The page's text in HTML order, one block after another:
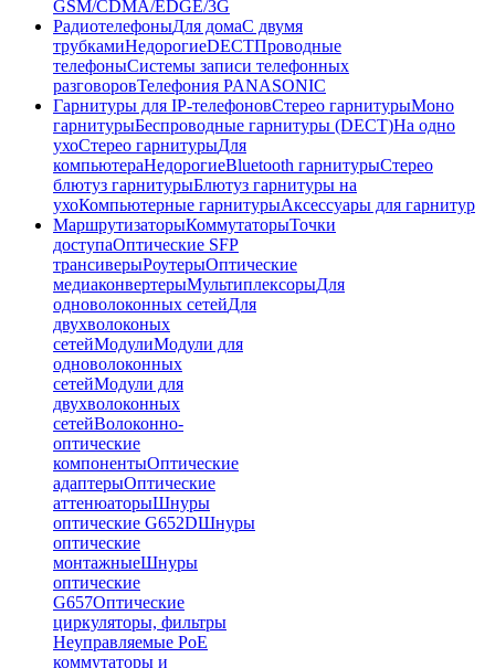
GSM/CDMA/EDGE/3G
РадиотелефоныДля домаС двумя
трубкамиНедорогиеDECTПроводные
телефоныСистемы записи телефонных
разговоровТелефония PANASONIC
Гарнитуры для IP-телефоновСтерео гарнитурыМоно
гарнитурыБеспроводные гарнитуры (DECT)На одно
ухоСтерео гарнитурыДля
компьютераНедорогиеBluetooth гарнитурыСтерео
блютуз гарнитурыБлютуз гарнитуры на
ухоКомпьютерные гарнитурыАксессуары для гарнитур
МаршрутизаторыКоммутаторыТочки
доступаОптические SFP
трансиверыРоутерыОптические
медиаконвертерыМультиплексорыДля
одноволоконных сетейДля
двухволоконых
сетейМодулиМодули для
одноволоконных
сетейМодули для
двухволоконных
сетейВолоконно-
оптические
компонентыОптические
адаптерыОптические
аттенюаторыШнуры
оптические G652DШнуры
оптические
монтажныеШнуры
оптические
G657Оптические
циркуляторы, фильтры
Неуправляемые PoE
коммутаторы и